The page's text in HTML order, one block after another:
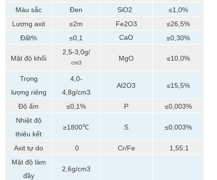
Màu sắc
Đen SiO2
≤1,0%
Lượng axit
≤2m Fe2O3
≤26,5%
Đất%
≤0,1 CaO ≤0,30%
Mật độ khối
2,5-3,0g/
cm3
MgO ≤10,0%
Trọng
lượng riêng
4,0-
4,8g/cm3
Al2O3 ≤15,5%
Độ ẩm ≤0,1% P
≤0,003%
Nhiệt độ
thiêu kết
≥1800℃ S ≤0,003%
Axit tự do 0 Cr/Fe
1,55:1
Mật độ làm
đầy
2,6g/cm3